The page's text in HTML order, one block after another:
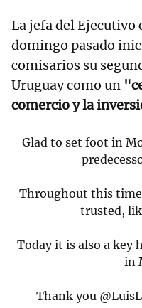
La jefa del
domingo pasado
comisarios su
Uruguay como un
comercio y la
Glad to set foot in
Throughout this
trusted,
Today it is also a key
in
Thank you